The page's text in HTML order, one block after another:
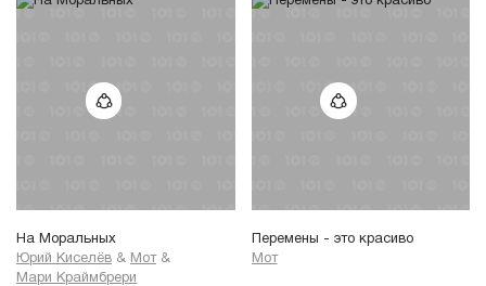
На Моральных
Юрий Киселёв & Мот &
Мари Краймбрери
Перемены - это красиво
Мот